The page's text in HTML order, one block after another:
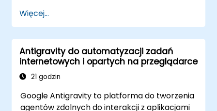
Więcej...
Antigravity do automatyzacji zadań
internetowych i opartych na przeglądarce
21 godzin
Google Antigravity to platforma do tworzenia
agentów zdolnych do interakcji z aplikacjami